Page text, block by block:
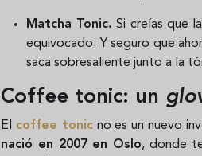
Matcha Tonic. Si creías que
equivocado. Y seguro que
saca sobresaliente junto a la
Coffee tonic: un
El coffee tonicno es un nuevo
nació en 2007 en Oslo, donde